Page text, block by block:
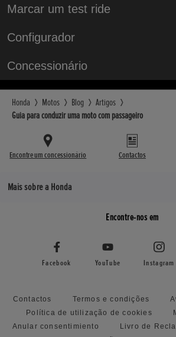
Marcar um test ride
Configurador
Concessionário
Honda Motos Blog
Artigos
Guia para conduzir uma moto com passageiro
Encontre um concessionário Contactos
Mais sobre a Honda
Encontre-nos em
Facebook YouTube Instagram
Contactos Termos e condições
Política de utilização de cookies
Anular consentimiento
Livro de